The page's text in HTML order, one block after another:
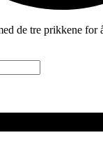
de tre prikkene for